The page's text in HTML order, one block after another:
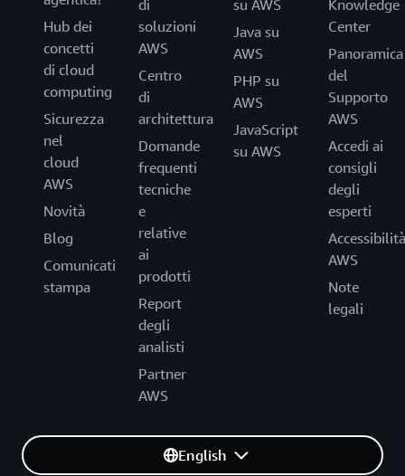
Hub dei
concetti
di cloud
computing
Sicurezza
nel
cloud
AWS
Novità
Blog
Comunicati
stampa
di
soluzioni
AWS
Centro
di
architettura
Domande
frequenti
tecniche
e
relative
ai
prodotti
Report
degli
analisti
Partner
AWS
su AWS
Java su
AWS
PHP su
AWS
JavaScript
su AWS
Knowledge
Center
Panoramica
del
Supporto
AWS
Accedi ai
consigli
degli
esperti
Accessibilità
AWS
Note
legali
English